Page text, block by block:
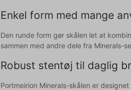
Enkel form med mange
Den runde form gør skålen let at
sammen med andre dele fra Minerals-
Robust stentøj til daglig
Portmeirion Minerals-skålen er